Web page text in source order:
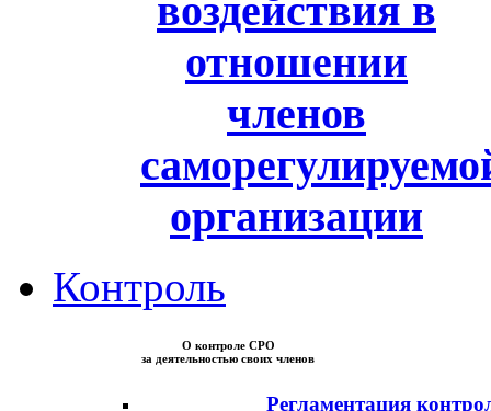
воздействия в
отношении
членов
организации
Контроль
О контроле СРО
за деятельностью своих членов
Регламентация